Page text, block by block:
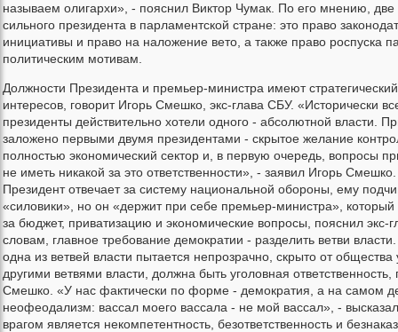
называем олигархи», - пояснил Виктор Чумак. По его мнению,
сильного президента в парламентской стране: это право
инициативы и право на наложение вето, а также право роспуска
политическим мотивам.
Должности Президента и премьер-министра имеют
интересов, говорит Игорь Смешко, экс-глава СБУ. «Исторически
президенты действительно хотели одного - абсолютной власти.
заложено первыми двумя президентами - скрытое желание
полностью экономический сектор и, в первую очередь, вопросы
не иметь никакой за это ответственности», - заявил Игорь
Президент отвечает за систему национальной обороны, ему
«силовики», но он «держит при себе премьер-министра»,
за бюджет, приватизацию и экономические вопросы, пояснил экс-
словам, главное требование демократии - разделить ветви
одна из ветвей власти пытается непрозрачно, скрыто от общества
другими ветвями власти, должна быть уголовная ответственность,
Смешко. «У нас фактически по форме - демократия, а на самом
неофеодализм: вассал моего вассала - не мой вассал», -
врагом является некомпетентность, безответственность и